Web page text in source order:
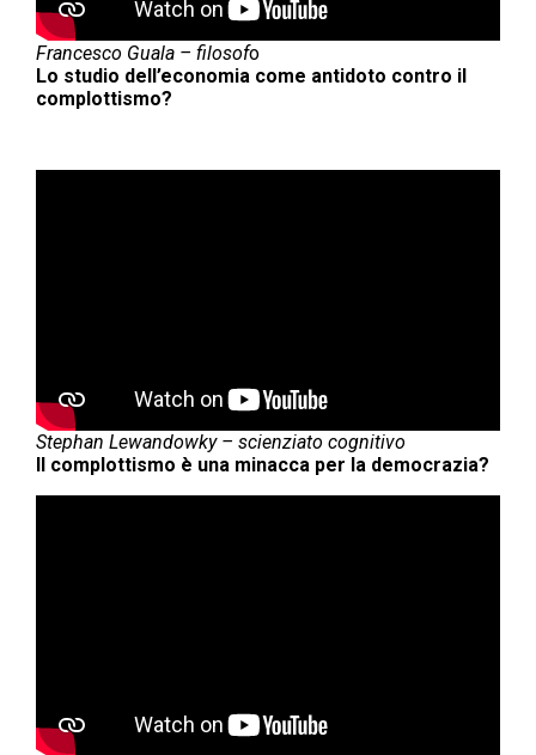
Francesco Guala – filosofo
Lo studio dell’economia come antidoto contro il
complottismo?
Stephan Lewandowky – scienziato cognitivo
Il complottismo è una minacca per la democrazia?